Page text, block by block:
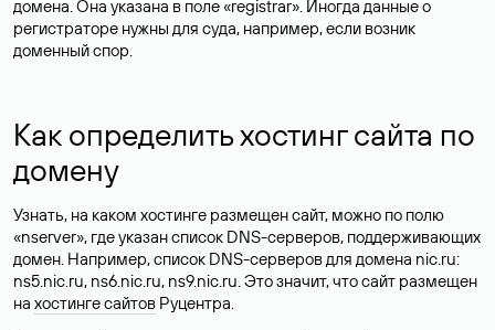
домена. Она указана в поле «registrar». Иногда данные о
регистраторе нужны для суда, например, если возник
доменный спор.
Как определить хостинг сайта по
домену
Узнать, на каком хостинге размещен сайт, можно по полю
«nserver», где указан список DNS-серверов, поддерживающих
домен. Например, список DNS-серверов для домена nic.ru:
ns5.nic.ru, ns6.nic.ru, ns9.nic.ru. Это значит, что сайт размещен
на хостинге сайтов Руцентра.